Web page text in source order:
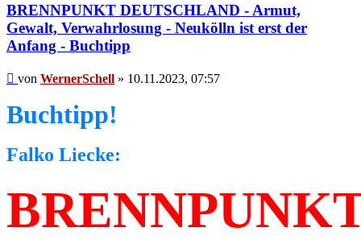
BRENNPUNKT DEUTSCHLAND - Armut,
Gewalt, Verwahrlosung - Neukölln ist erst der
Anfang - Buchtipp
Beitrag
von WernerSchell » 10.11.2023, 07:57
Buchtipp!
Falko Liecke: